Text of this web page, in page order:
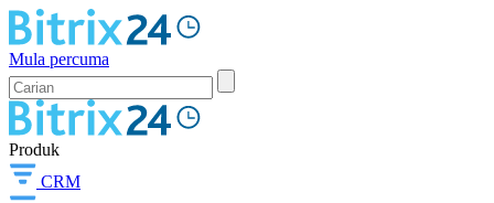
Mula percuma
Produk
CRM